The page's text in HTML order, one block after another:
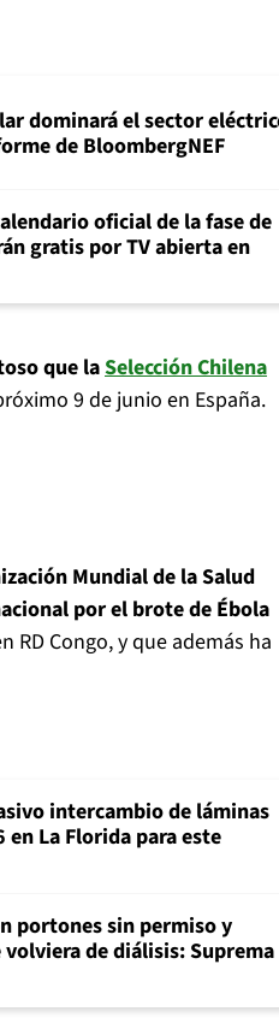
dominará el sector
de BloombergNEF
oficial de la fase de
gratis por TV abierta en
que laSelección Chilena
9 de junio en España.
Mundial de la Salud
por el brote de Ébola
Congo, y que además ha
intercambio de láminas
La Florida para este
portones sin permiso y
de diálisis: Suprema